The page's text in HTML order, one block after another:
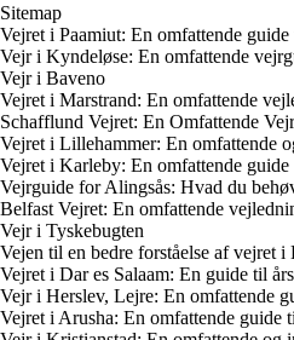
Sitemap
Vejret i Paamiut: En omfattende
Vejr i Kyndeløse: En omfattende
Vejr i Baveno
Vejret i Marstrand: En omfattende
Schafflund Vejret: En Omfattende
Vejret i Lillehammer: En omfattende
Vejret i Karleby: En omfattende guide
Vejrguide for Alingsås: Hvad du
Belfast Vejret: En omfattende
Vejr i Tyskebugten
Vejen til en bedre forståelse af vejret i
Vejret i Dar es Salaam: En guide til
Vejr i Herslev, Lejre: En omfattende
Vejret i Arusha: En omfattende